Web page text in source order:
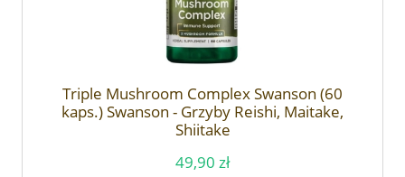
Triple Mushroom Complex Swanson (60
kaps.) Swanson - Grzyby Reishi, Maitake,
Shiitake
49,90 zł